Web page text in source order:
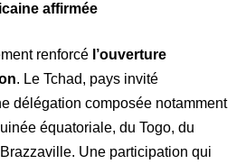
affirmée
renforcé l’ouverture
. Le Tchad, pays invité
délégation composée notamment
équatoriale, du Togo, du
Une participation qui